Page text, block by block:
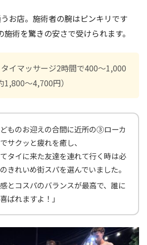
お店。施術者の腕はピンキリです
術を驚きの安さで受けられます。
タイマッサージ2時間で400〜1,000
1,800〜4,700円）
どものお迎えの合間に近所の③ローカ
サクッと疲れを癒し、
タイに来た友達を連れて行く時は必
きれいめ街スパを選んでいました。
とコスパのバランスが最高で、誰に
ばれますよ！」